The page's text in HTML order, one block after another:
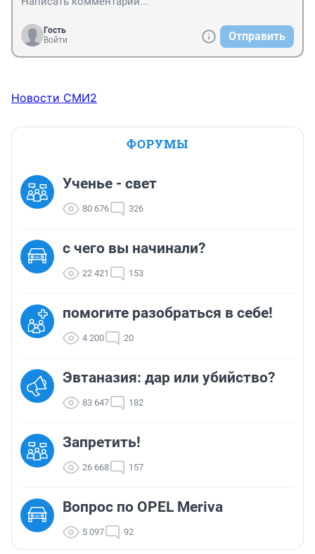
Гость
Войти
Отправить
Новости СМИ2
ФОРУМЫ
Ученье - свет
80 676 326
с чего вы начинали?
22 421 153
помогите разобраться в себе!
4 200 20
Эвтаназия: дар или убийство?
83 647 182
Запретить!
26 668 157
Вопрос по OPEL Meriva
5 097 92